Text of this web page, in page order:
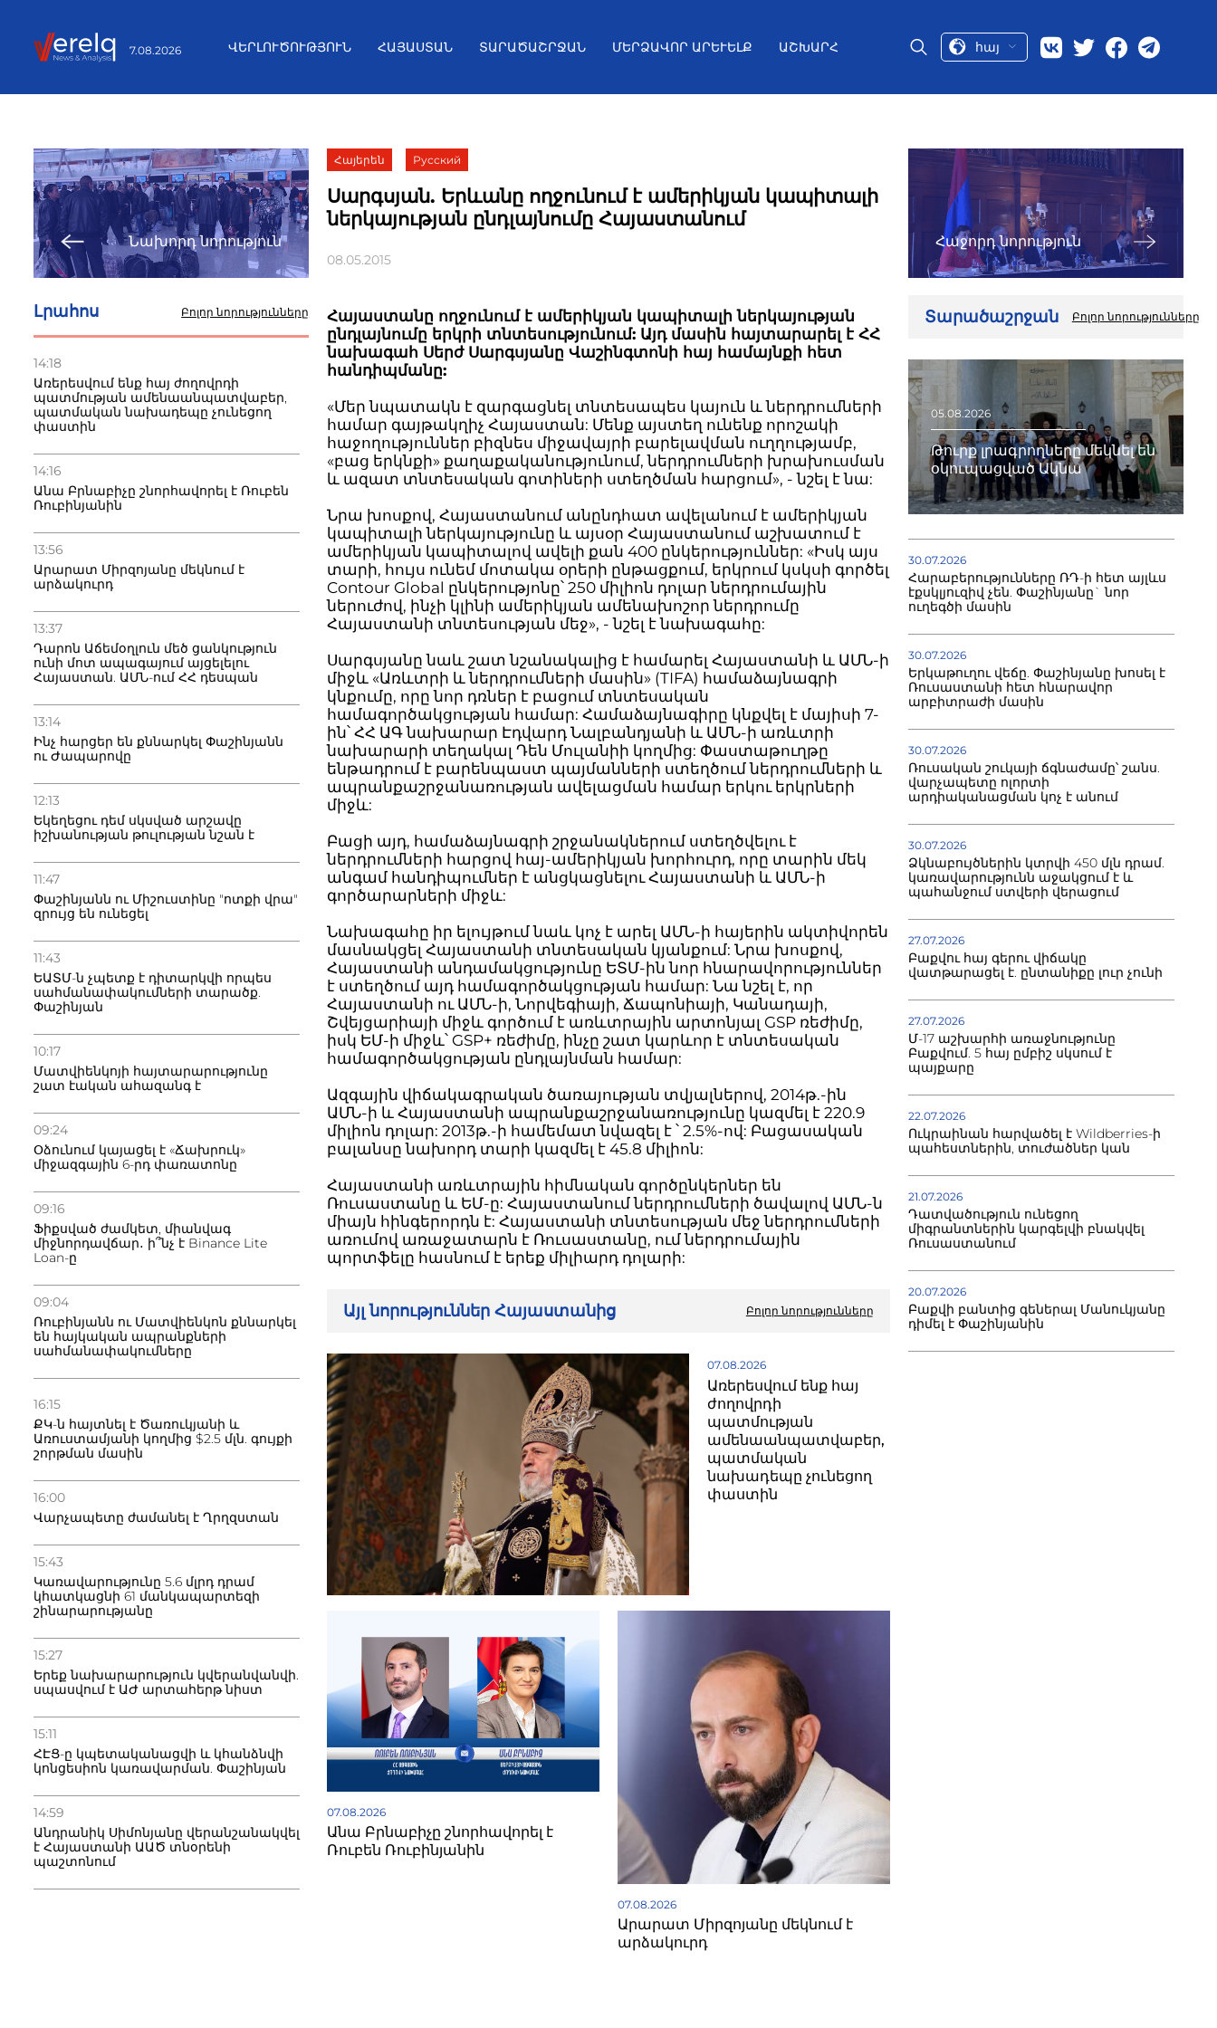
7.08.2026 ՎԵՐԼՈՒԾՈՒԹՅՈՒՆ ՀԱՅԱՍՏԱՆ ՏԱՐԱԾԱՇՐՋԱՆ ՄԵՐՁԱՎՈՐ ԱՐԵՒԵԼՔ ԱՇԽԱՐՀ հայ
Նախորդ նորություն
Լրահոս Բոլոր նորությունները
14:18
Առերեսվում ենք հայ ժողովրդի
պատմության ամենաանպատվաբեր,
պատմական նախադեպը չունեցող
փաստին
14:16
Անա Բրնաբիչը շնորհավորել է Ռուբեն
Ռուբինյանին
13:56
Արարատ Միրզոյանը մեկնում է
արձակուրդ
13:37
Դարոն Աճեմօղլուն մեծ ցանկություն
ունի մոտ ապագայում այցելելու
Հայաստան. ԱՄՆ-ում ՀՀ դեսպան
13:14
Ինչ հարցեր են քննարկել Փաշինյանն
ու Ժապարովը
12:13
Եկեղեցու դեմ սկսված արշավը
իշխանության թուլության նշան է
11:47
Փաշինյանն ու Միշուստինը "ոտքի վրա"
զրույց են ունեցել
11:43
ԵԱՏՄ-ն չպետք է դիտարկվի որպես
սահմանափակումների տարածք.
Փաշինյան
10:17
Մատվիենկոյի հայտարարությունը
շատ էական ահազանգ է
09:24
Օձունում կայացել է «Ճախրուկ»
միջազգային 6-րդ փառատոնը
09:16
Ֆիքսված ժամկետ, միանվագ
միջնորդավճար․ ի՞նչ է Binance Lite
Loan-ը
09:04
Ռուբինյանն ու Մատվիենկոն քննարկել
են հայկական ապրանքների
սահմանափակումները
16:15
ՔԿ-ն հայտնել է Ծառուկյանի և
Առուստամյանի կողմից $2.5 մլն. գույքի
շորթման մասին
16:00
Վարչապետը ժամանել է Ղրղզստան
15:43
Կառավարությունը 5.6 մլրդ դրամ
կհատկացնի 61 մանկապարտեզի
շինարարությանը
15:27
Երեք նախարարություն կվերանվանվի.
սպասվում է ԱԺ արտահերթ նիստ
15:11
ՀԷՑ-ը կպետականացվի և կհանձնվի
կոնցեսիոն կառավարման. Փաշինյան
14:59
Անդրանիկ Սիմոնյանը վերանշանակվել
է Հայաստանի ԱԱԾ տնօրենի
պաշտոնում
Հայերեն Русский
Սարգսյան. Երևանը ողջունում է ամերիկյան կապիտալի
ներկայության ընդլայնումը Հայաստանում
08.05.2015
Հայաստանը ողջունում է ամերիկյան կապիտալի ներկայության
ընդլայնումը երկրի տնտեսությունում: Այդ մասին հայտարարել է ՀՀ
նախագահ Սերժ Սարգսյանը Վաշինգտոնի հայ համայնքի հետ
հանդիպմանը:
«Մեր նպատակն է զարգացնել տնտեսապես կայուն և ներդրումների
համար գայթակղիչ Հայաստան: Մենք այստեղ ունենք որոշակի
հաջողություններ բիզնես միջավայրի բարելավման ուղղությամբ,
«բաց երկնքի» քաղաքականությունում, ներդրումների խրախուսման
և ազատ տնտեսական գոտիների ստեղծման հարցում», - նշել է նա:
Նրա խոսքով, Հայաստանում անընդհատ ավելանում է ամերիկյան
կապիտալի ներկայությունը և այսօր Հայաստանում աշխատում է
ամերիկյան կապիտալով ավելի քան 400 ընկերություններ: «Իսկ այս
տարի, հույս ունեմ մոտակա օրերի ընթացքում, երկրում կսկսի գործել
Contour Global ընկերությոնը՝ 250 միլիոն դոլար ներդրումային
ներուժով, ինչի կլինի ամերիկյան ամենախոշոր ներդրումը
Հայաստանի տնտեսության մեջ», - նշել է նախագահը:
Սարգսյանը նաև շատ նշանակալից է համարել Հայաստանի և ԱՄՆ-ի
միջև «Առևտրի և ներդրումների մասին» (TIFA) համաձայնագրի
կնքումը, որը նոր դռներ է բացում տնտեսական
համագործակցության համար: Համաձայնագիրը կնքվել է մայիսի 7-
ին՝ ՀՀ ԱԳ նախարար Էդվարդ Նալբանդյանի և ԱՄՆ-ի առևտրի
նախարարի տեղակալ Դեն Մուլանիի կողմից: Փաստաթուղթը
ենթադրում է բարենպաստ պայմանների ստեղծում ներդրումների և
ապրանքաշրջանառության ավելացման համար երկու երկրների
միջև:
Բացի այդ, համաձայնագրի շրջանակներում ստեղծվելու է
ներդրումների հարցով հայ-ամերիկյան խորհուրդ, որը տարին մեկ
անգամ հանդիպումներ է անցկացնելու Հայաստանի և ԱՄՆ-ի
գործարարների միջև:
Նախագահը իր ելույթում նաև կոչ է արել ԱՄՆ-ի հայերին ակտիվորեն
մասնակցել Հայաստանի տնտեսական կյանքում: Նրա խոսքով,
Հայաստանի անդամակցությունը ԵՏՄ-ին նոր հնարավորություններ
է ստեղծում այդ համագործակցության համար: Նա նշել է, որ
Հայաստանի ու ԱՄՆ-ի, Նորվեգիայի, Ճապոնիայի, Կանադայի,
Շվեյցարիայի միջև գործում է առևտրային արտոնյալ GSP ռեժիմը,
իսկ ԵՄ-ի միջև՝ GSP+ ռեժիմը, ինչը շատ կարևոր է տնտեսական
համագործակցության ընդլայնման համար:
Ազգային վիճակագրական ծառայության տվյալներով, 2014թ.-ին
ԱՄՆ-ի և Հայաստանի ապրանքաշրջանառությունը կազմել է 220.9
միլիոն դոլար: 2013թ.-ի համեմատ նվազել է ՝ 2.5%-ով: Բացասական
բալանսը նախորդ տարի կազմել է 45.8 միլիոն:
Հայաստանի առևտրային հիմնական գործընկերներ են
Ռուսաստանը և ԵՄ-ը: Հայաստանում ներդրումների ծավալով ԱՄՆ-ն
միայն հինգերորդն է: Հայաստանի տնտեսության մեջ ներդրումների
առումով առաջատարն է Ռուսաստանը, ում ներդրումային
պորտֆելը հասնում է երեք միլիարդ դոլարի:
Այլ նորություններ Հայաստանից Բոլոր նորությունները
07.08.2026
Առերեսվում ենք հայ
ժողովրդի
պատմության
ամենաանպատվաբեր,
պատմական
նախադեպը չունեցող
փաստին
07.08.2026
Անա Բրնաբիչը շնորհավորել է
Ռուբեն Ռուբինյանին
07.08.2026
Արարատ Միրզոյանը մեկնում է
արձակուրդ
Հաջորդ նորություն
Տարածաշրջան Բոլոր նորությունները
05.08.2026
Թուրք լրագրողները մեկնել են
օկուպացված Ակնա
30.07.2026
Հարաբերությունները ՌԴ-ի հետ այլևս
էքսկլյուզիվ չեն. Փաշինյանը` նոր
ուղեգծի մասին
30.07.2026
Երկաթուղու վեճը. Փաշինյանը խոսել է
Ռուսաստանի հետ հնարավոր
արբիտրաժի մասին
30.07.2026
Ռուսական շուկայի ճգնաժամը՝ շանս.
վարչապետը ոլորտի
արդիականացման կոչ է անում
30.07.2026
Ձկնաբույծներին կտրվի 450 մլն դրամ.
կառավարությունն աջակցում է և
պահանջում ստվերի վերացում
27.07.2026
Բաքվու հայ գերու վիճակը
վատթարացել է. ընտանիքը լուր չունի
27.07.2026
Մ-17 աշխարհի առաջնությունը
Բաքվում. 5 հայ ըմբիշ սկսում է
պայքարը
22.07.2026
Ուկրաինան հարվածել է Wildberries-ի
պահեստներին, տուժածներ կան
21.07.2026
Դատվածություն ունեցող
միգրանտներին կարգելվի բնակվել
Ռուսաստանում
20.07.2026
Բաքվի բանտից գեներալ Մանուկյանը
դիմել է Փաշինյանին